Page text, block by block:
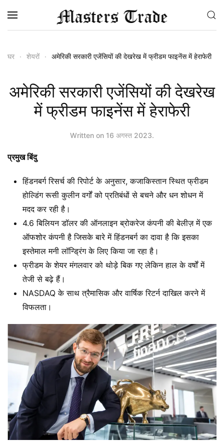
Skip to main content
घर शेयरों अमेरिकी सरकारी एजेंसियों की देखरेख में फ्रीडम फाइनेंस में हेराफेरी
अमेरिकी सरकारी एजेंसियों की देखरेख
में फ्रीडम फाइनेंस में हेराफेरी
Written on 16 अगस्त 2023.
प्रमुख बिंदु
हिंडनबर्ग रिसर्च की रिपोर्ट के अनुसार, कजाकिस्तान स्थित फ्रीडम
होल्डिंग रूसी कुलीन वर्गों को प्रतिबंधों से बचने और धन शोधन में
मदद कर रही है।
4.6 बिलियन डॉलर की ऑनलाइन ब्रोकरेज कंपनी की बेलीज़ में एक
ऑफशोर कंपनी है जिसके बारे में हिंडनबर्ग का दावा है कि इसका
इस्तेमाल मनी लॉन्ड्रिंग के लिए किया जा रहा है।
फ्रीडम के शेयर मंगलवार को थोड़े बिक गए लेकिन हाल के वर्षों में
तेजी से बढ़े हैं।
NASDAQ के साथ त्रैमासिक और वार्षिक रिटर्न दाखिल करने में
विफलता।